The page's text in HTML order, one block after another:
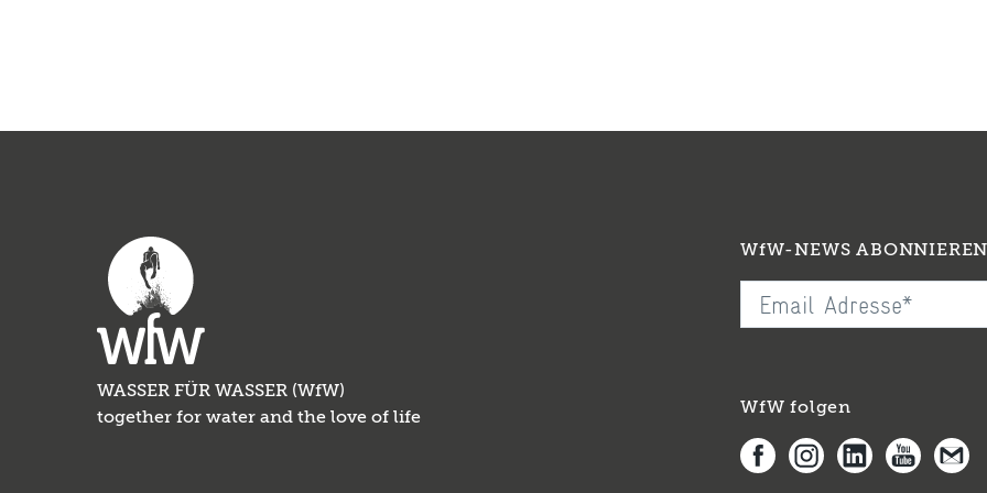
WASSER FÜR WASSER (WfW)
together for water and the love of life
WfW-NEWS
WfW folgen